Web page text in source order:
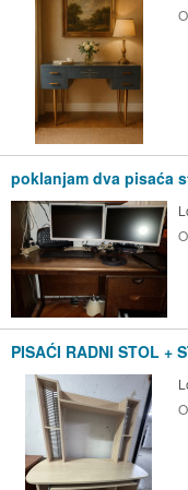
poklanjam dva pisaća
PISAĆI RADNI STOL +